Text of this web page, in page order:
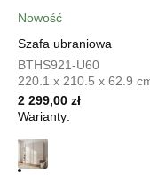
SALON
78-600 WAŁCZ
Nr tel. 67-3873822
Adres e-mail:
Godziny otwarcia
Pn-Pt: 10:00-18:00,
Nowość
Szafa ubraniowa
BTHS921-U60
220.1 x 210.5 x 62.9
2 299,00 zł
Warianty: